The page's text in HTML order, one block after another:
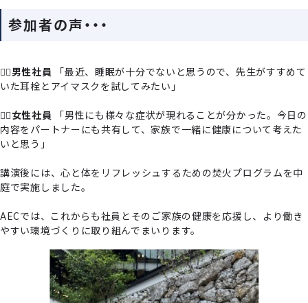
参加者の声・・・
🙍‍♂️男性社員
「最近、睡眠が⼗分でないと思うので、先⽣がすすめて
いた⽿栓とアイマスクを試してみたい」
🙍‍♀️⼥性社員 「男性にも様々な症状が現れることが分かった。今⽇の
内容をパートナーにも共有して、家族で⼀緒に健康について考えた
いと思う」
講演後には、⼼と体をリフレッシュするための焚⽕プログラムを中
庭で実施しました。
AECでは、これからも社員とそのご家族の健康を応援し、より働き
やすい環境づくりに取り組んでまいります。